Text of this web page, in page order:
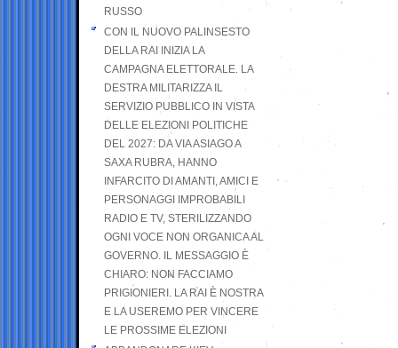
RUSSO
CON IL NUOVO PALINSESTO
DELLA RAI INIZIA LA
CAMPAGNA ELETTORALE. LA
DESTRA MILITARIZZA IL
SERVIZIO PUBBLICO IN VISTA
DELLE ELEZIONI POLITICHE
DEL 2027: DA VIA ASIAGO A
SAXA RUBRA, HANNO
INFARCITO DI AMANTI, AMICI E
PERSONAGGI IMPROBABILI
RADIO E TV, STERILIZZANDO
OGNI VOCE NON ORGANICA AL
GOVERNO. IL MESSAGGIO È
CHIARO: NON FACCIAMO
PRIGIONIERI. LA RAI È NOSTRA
E LA USEREMO PER VINCERE
LE PROSSIME ELEZIONI